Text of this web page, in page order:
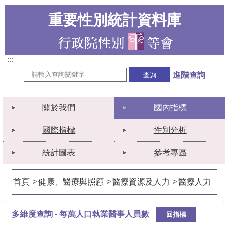
重要性別統計資料庫
進階查詢
關於我們 國內指標
國際指標 性別分析
統計圖表 參考專區
首頁 健康、醫療與照顧 醫療資源及人力 醫療人力
多維度查詢 - 每萬人口執業醫事人員數 回指標